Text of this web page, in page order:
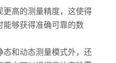
高的测量精度，这使得
能够获得准确可靠的数
和动态测量模式外，还